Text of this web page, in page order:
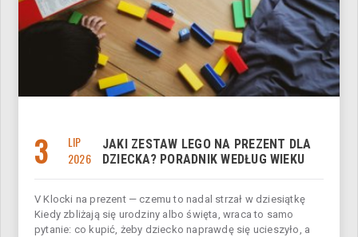
3
LIP
2026
JAKI ZESTAW LEGO NA PREZENT DLA
DZIECKA? PORADNIK WEDŁUG WIEKU
V Klocki na prezent — czemu to nadal strzał w dziesiątkę
Kiedy zbliżają się urodziny albo święta, wraca to samo
pytanie: co kupić, żeby dziecko naprawdę się ucieszyło, a